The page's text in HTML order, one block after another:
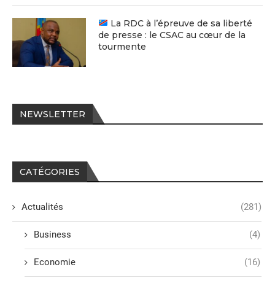
La RDC à l’épreuve de sa liberté
de presse : le CSAC au cœur de la
tourmente
NEWSLETTER
CATÉGORIES
Actualités (281)
Business (4)
Economie (16)